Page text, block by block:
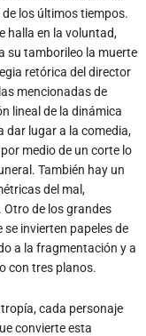
los últimos tiempos.
halla en la voluntad,
su tamborileo la muerte
retórica del director
mencionadas de
lineal de la dinámica
dar lugar a la comedia,
medio de un corte lo
También hay un
del mal,
de los grandes
invierten papeles de
a la fragmentación y a
con tres planos.
cada personaje
convierte esta